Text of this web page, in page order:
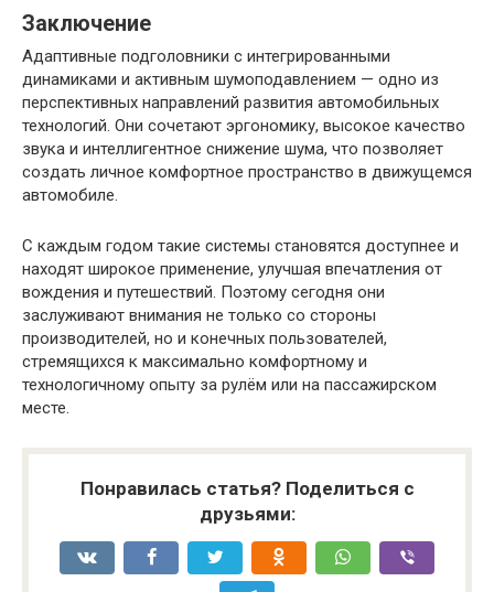
Заключение
Адаптивные подголовники с интегрированными
динамиками и активным шумоподавлением — одно из
перспективных направлений развития автомобильных
технологий. Они сочетают эргономику, высокое качество
звука и интеллигентное снижение шума, что позволяет
создать личное комфортное пространство в движущемся
автомобиле.
С каждым годом такие системы становятся доступнее и
находят широкое применение, улучшая впечатления от
вождения и путешествий. Поэтому сегодня они
заслуживают внимания не только со стороны
производителей, но и конечных пользователей,
стремящихся к максимально комфортному и
технологичному опыту за рулём или на пассажирском
месте.
Понравилась статья? Поделиться с
друзьями: